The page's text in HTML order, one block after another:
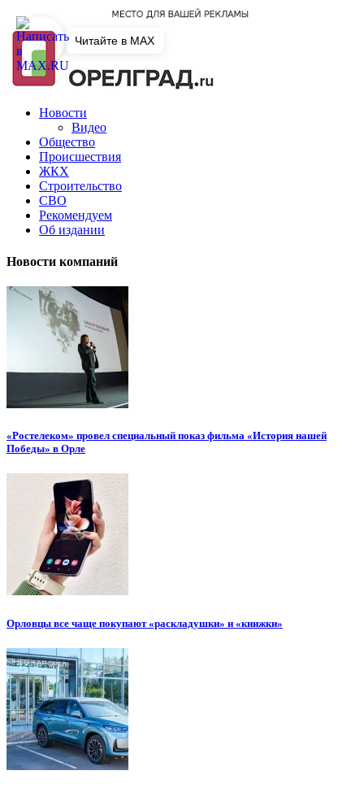
Новости
Видео
Общество
Происшествия
ЖКХ
Строительство
СВО
Рекомендуем
Об издании
Новости компаний
«Ростелеком» провел специальный показ фильма «История нашей
Победы» в Орле
Орловцы все чаще покупают «раскладушки» и «книжки»
Читайте в MAX